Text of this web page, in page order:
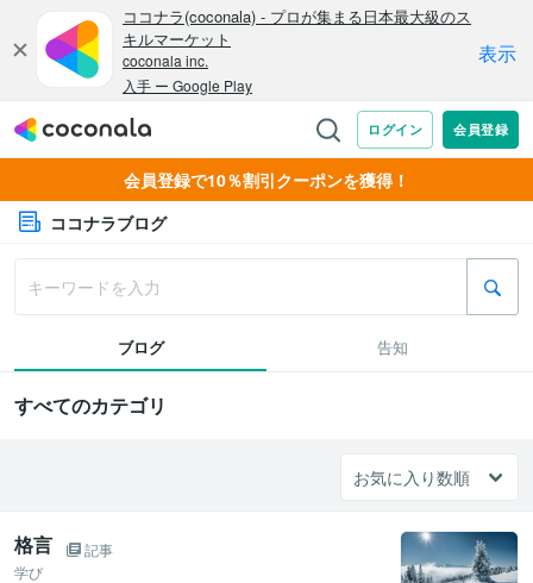
会員登録で10％割引クーポンを獲得！
ココナラブログ
ブログ 告知
すべてのカテゴリ
格言
記事
学び